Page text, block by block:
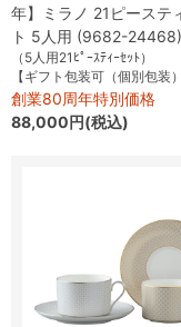
年】ミラノ 21ピーステ
ト 5人用 (9682-24468)
（5人用21ﾋﾟｰｽﾃｨｰｾｯﾄ）
【ギフト包装可（個別包装）
創業80周年特別価格
88,000円(税込)